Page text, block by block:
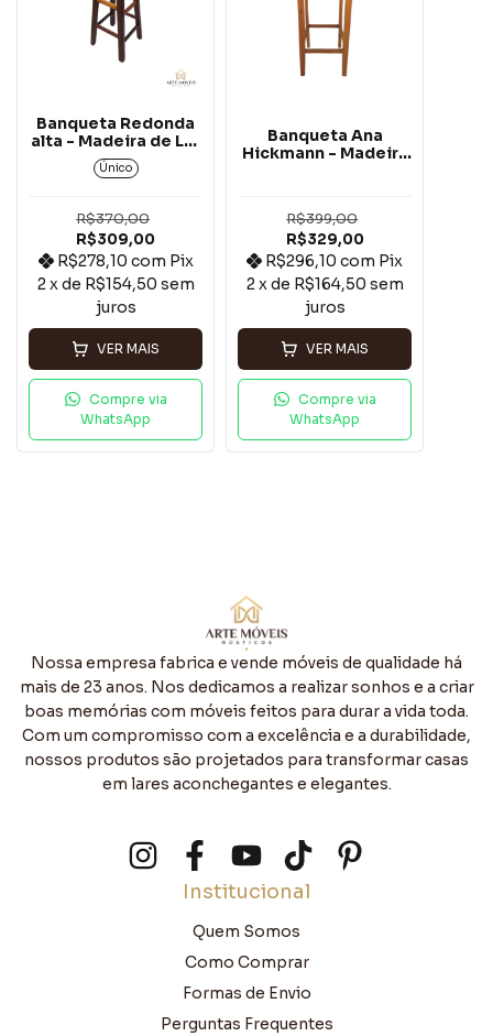
Banqueta Redonda
alta - Madeira de Lei
.
Único
R$370,00
R$309,00
R$278,10 com Pix
2x de R$154,50 sem
juros
VER MAIS
Compre via
WhatsApp
Banqueta Ana
Hickmann - Madeira
R$399,00
R$329,00
R$296,10com Pix
2x de R$164,50 sem
juros
VER MAIS
Compre via
WhatsApp
Nossa empresa fabrica e vende móveis de qualidade há
mais de 23 anos. Nos dedicamos a realizar sonhos e a criar
boas memórias com móveis feitos para durar a vida toda.
Com um compromisso com a excelência e a durabilidade,
nossos produtos são projetados para transformar casas
em lares aconchegantes e elegantes.
Institucional
Quem Somos
Como Comprar
Formas de Envio
Perguntas Frequentes